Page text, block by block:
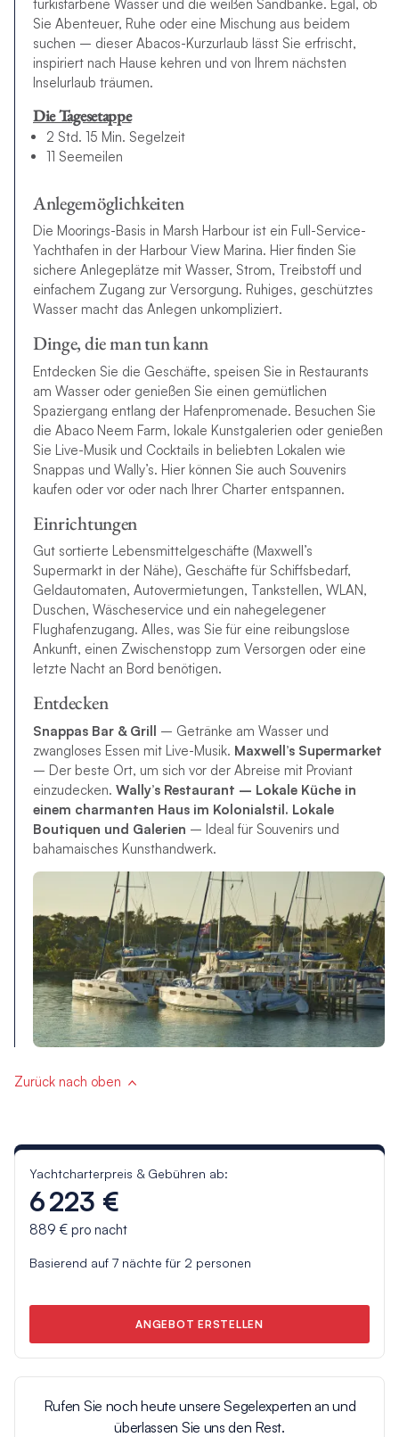
türkisfarbene Wasser und die weißen Sandbänke. Egal, ob
Sie Abenteuer, Ruhe oder eine Mischung aus beidem
suchen – dieser Abacos-Kurzurlaub lässt Sie erfrischt,
inspiriert nach Hause kehren und von Ihrem nächsten
Inselurlaub träumen.
Die Tagesetappe
2 Std. 15 Min. Segelzeit
11 Seemeilen
Anlegemöglichkeiten
Die Moorings-Basis in Marsh Harbour ist ein Full-Service-
Yachthafen in der Harbour View Marina. Hier finden Sie
sichere Anlegeplätze mit Wasser, Strom, Treibstoff und
einfachem Zugang zur Versorgung. Ruhiges, geschütztes
Wasser macht das Anlegen unkompliziert.
Dinge, die man tun kann
Entdecken Sie die Geschäfte, speisen Sie in Restaurants
am Wasser oder genießen Sie einen gemütlichen
Spaziergang entlang der Hafenpromenade. Besuchen Sie
die Abaco Neem Farm, lokale Kunstgalerien oder genießen
Sie Live-Musik und Cocktails in beliebten Lokalen wie
Snappas und Wally’s. Hier können Sie auch Souvenirs
kaufen oder vor oder nach Ihrer Charter entspannen.
Einrichtungen
Gut sortierte Lebensmittelgeschäfte (Maxwell’s
Supermarkt in der Nähe), Geschäfte für Schiffsbedarf,
Geldautomaten, Autovermietungen, Tankstellen, WLAN,
Duschen, Wäscheservice und ein nahegelegener
Flughafenzugang. Alles, was Sie für eine reibungslose
Ankunft, einen Zwischenstopp zum Versorgen oder eine
letzte Nacht an Bord benötigen.
Entdecken
Snappas Bar & Grill – Getränke am Wasser und
zwangloses Essen mit Live-Musik. Maxwell’s Supermarket
– Der beste Ort, um sich vor der Abreise mit Proviant
einzudecken. Wally’s Restaurant – Lokale Küche in
einem charmanten Haus im Kolonialstil. Lokale
Boutiquen und Galerien – Ideal für Souvenirs und
bahamaisches Kunsthandwerk.
Zurück nach oben
Yachtcharterpreis & Gebühren ab:
6 223 €
889 €pro nacht
Basierend auf 7nächte für 2 personen
ANGEBOT ERSTELLEN
Rufen Sie noch heute unsere Segelexperten an und
überlassen Sie uns den Rest.